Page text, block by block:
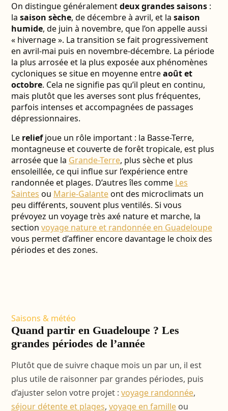
On distingue généralementdeux grandes saisons:
la saison sèche, de décembre à avril, et la saison
humide, de juin à novembre, que l’on appelle aussi
« hivernage ». La transition se fait progressivement
en avril-mai puis en novembre-décembre. La période
la plus arrosée et la plus exposée aux phénomènes
cycloniques se situe en moyenne entreaoût et
octobre. Cela ne signifie pas qu’il pleut en continu,
mais plutôt que les averses sont plus fréquentes,
parfois intenses et accompagnées de passages
dépressionnaires.
Le reliefjoue un rôle important : la Basse-Terre,
montagneuse et couverte de forêt tropicale, est plus
arrosée que la Grande-Terre, plus sèche et plus
ensoleillée, ce qui influe sur l’expérience entre
randonnée et plages. D’autres îles comme Les
Saintes ou Marie-Galanteont des microclimats un
peu différents, souvent plus ventilés. Si vous
prévoyez un voyage très axé nature et marche, la
section voyage nature et randonnée en Guadeloupe
vous permet d’affiner encore davantage le choix des
périodes et des zones.
Saisons & météo
Quand partir en Guadeloupe ? Les
grandes périodes de l’année
Plutôt que de suivre chaque mois un par un, il est
plus utile de raisonner par grandes périodes, puis
d’ajuster selon votre projet : voyage randonnée,
séjour détente et plages, voyage en familleou